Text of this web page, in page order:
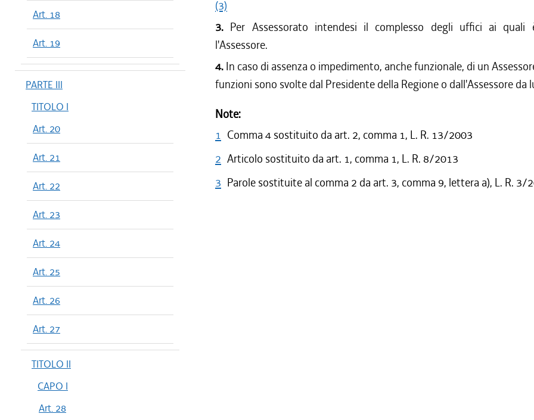
Art. 18
Art. 19
PARTE III
TITOLO I
Art. 20
Art. 21
Art. 22
Art. 23
Art. 24
Art. 25
Art. 26
Art. 27
TITOLO II
CAPO I
Art. 28
(3)
3. Per Assessorato intendesi il complesso degli uffici ai quali
l'Assessore.
4. In caso di assenza o impedimento, anche funzionale, di un
funzioni sono svolte dal Presidente della Regione o dall'Assessore da
Note:
1 Comma 4 sostituito da art. 2, comma 1, L. R. 13/2003
2 Articolo sostituito da art. 1, comma 1, L. R. 8/2013
3 Parole sostituite al comma 2 da art. 3, comma 9, lettera a), L. R. 3/